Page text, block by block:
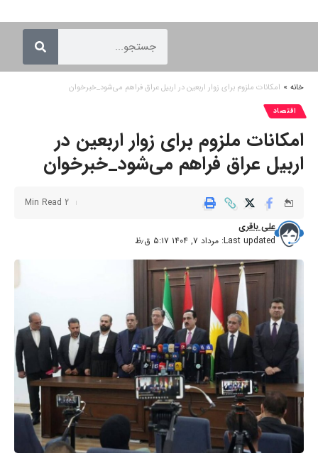
خانه » امکانات ملزوم برای زوار اربعین در اربیل عراق فراهم می‌شود_خبرخوان
اقتصاد
امکانات ملزوم برای زوار اربعین در
اربیل عراق فراهم می‌شود_خبرخوان
Last updated: مرداد ۷, ۱۴۰۴ ۵:۱۷ ق٫ظ
علی باقری
2 Min Read